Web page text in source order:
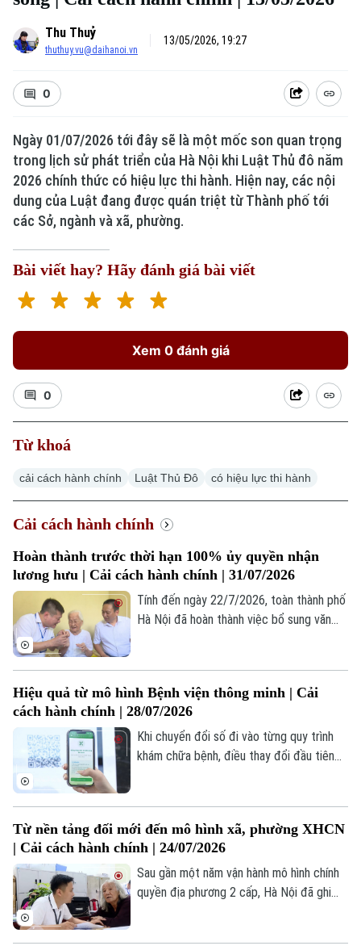
Xu hướng
Thu Thuỷ
thuthuy.vu@daihanoi.vn
13/05/2026, 19:27
0
Ngày 01/07/2026 tới đây sẽ là một mốc son quan trọng
trong lịch sử phát triển của Hà Nội khi Luật Thủ đô năm
2026 chính thức có hiệu lực thi hành. Hiện nay, các nội
dung của Luật đang được quán triệt từ Thành phố tới
các Sở, ngành và xã, phường.
Bài viết hay? Hãy đánh giá bài viết
Xem 0 đánh giá
0
Từ khoá
cải cách hành chính Luật Thủ Đô có hiệu lực thi hành
Cải cách hành chính
Hoàn thành trước thời hạn 100% ủy quyền nhận
lương hưu | Cải cách hành chính | 31/07/2026
Tính đến ngày 22/7/2026, toàn thành phố
Hà Nội đã hoàn thành việc bổ sung văn
quyền lợi của người hưởng lương hưu, trợ
cấp BHXH và tạo điều kiện để công tác
chi trả được thực hiện thông suốt, đúng
quy định.
Hiệu quả từ mô hình Bệnh viện thông minh | Cải
cách hành chính | 28/07/2026
Khi chuyển đổi số đi vào từng quy trình
khám chữa bệnh, điều thay đổi đầu tiên
mỗi ca hội chẩn từ xa là một hành trình
cải cách hành chính đang diễn ra ngay
trong từng bệnh viện.
Từ nền tảng đối mới đến mô hình xã, phường XHCN
| Cải cách hành chính | 24/07/2026
Sau gần một năm vận hành mô hình chính
quyền địa phương 2 cấp, Hà Nội đã ghi